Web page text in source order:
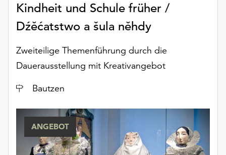
Kindheit und Schule früher /
Dźěćatstwo a šula něhdy
Zweiteilige Themenführung durch die
Dauerausstellung mit Kreativangebot
Ort
Bautzen
ANGEBOT